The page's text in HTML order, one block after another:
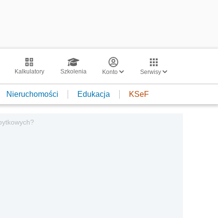
Kalkulatory Szkolenia Konto Serwisy
Nieruchomości Edukacja KSeF